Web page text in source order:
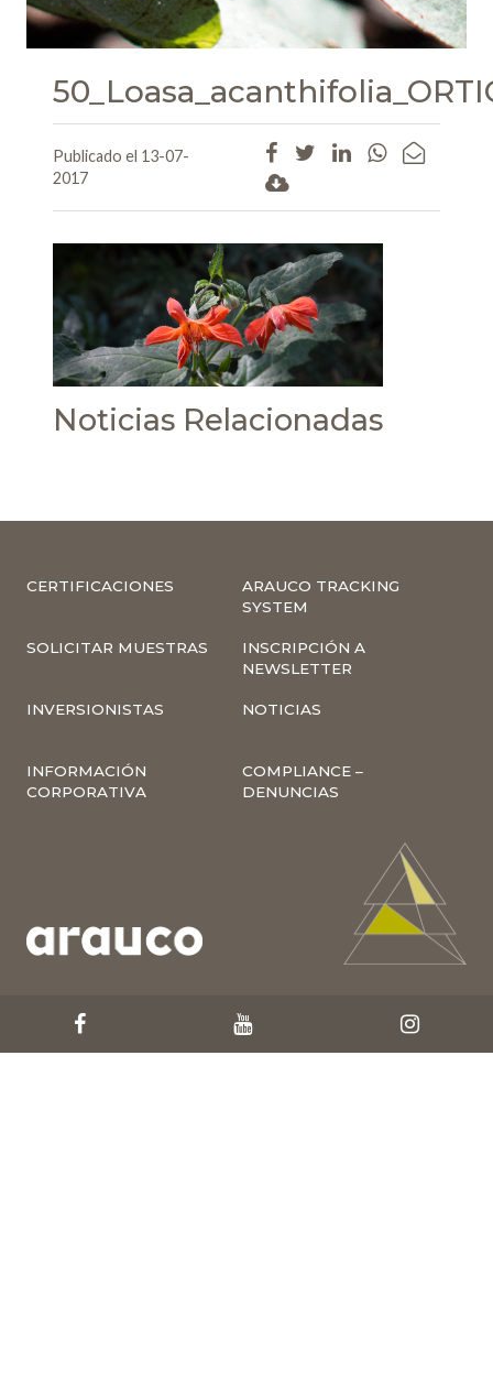
Publicado el 13-07-
2017
Noticias Relacionadas
CERTIFICACIONES
ARAUCO TRACKING
SYSTEM
SOLICITAR MUESTRAS
INSCRIPCIÓN A
NEWSLETTER
INVERSIONISTAS NOTICIAS
INFORMACIÓN
CORPORATIVA
COMPLIANCE –
DENUNCIAS